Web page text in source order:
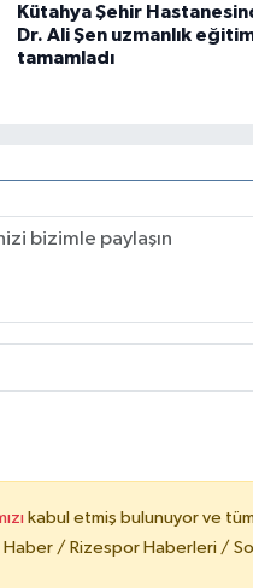
Kütahya Şehir
Dr. Ali Şen uzmanlık
tamamladı
kabul etmiş bulunuyor ve
/ Rizespor Haberleri /